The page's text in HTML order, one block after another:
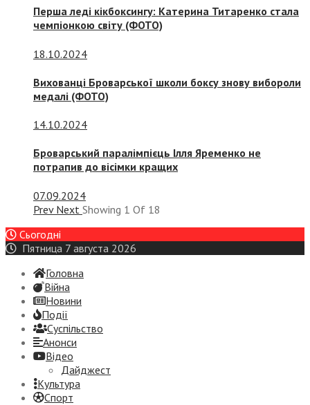
Перша леді кікбоксингу: Катерина Титаренко стала
чемпіонкою світу (ФОТО)
18.10.2024
Вихованці Броварської школи боксу знову вибороли
медалі (ФОТО)
14.10.2024
Броварський паралімпієць Ілля Яременко не
потрапив до вісімки кращих
07.09.2024
Prev Next Showing 1 Of 18
Сьогодні
Пятница 7 августа 2026
Головна
Війна
Новини
Події
Суспiльство
Анонси
Відео
Дайджест
Культура
Спорт